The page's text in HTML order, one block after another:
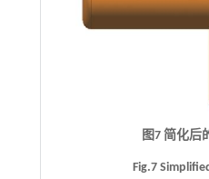
图7 简化后
Fig.7